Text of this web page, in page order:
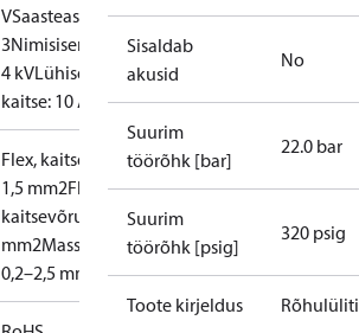
VSaasteaste:
3Nimisisendpinge:
4 kVLühisekaitse,
kaitse: 10 A
Flex, kaitsevõrud: 0,2–
1,5 mm2Flex,
kaitsevõrudeta: 0,2–2,5
mm2Massiiv/keerutatud
0,2–2,5 mm2
Sisaldab
akusid
No
Suurim
töörõhk [bar]
22.0 bar
Suurim
töörõhk [psig]
320 psig
Toote kirjeldus Rõhulüliti